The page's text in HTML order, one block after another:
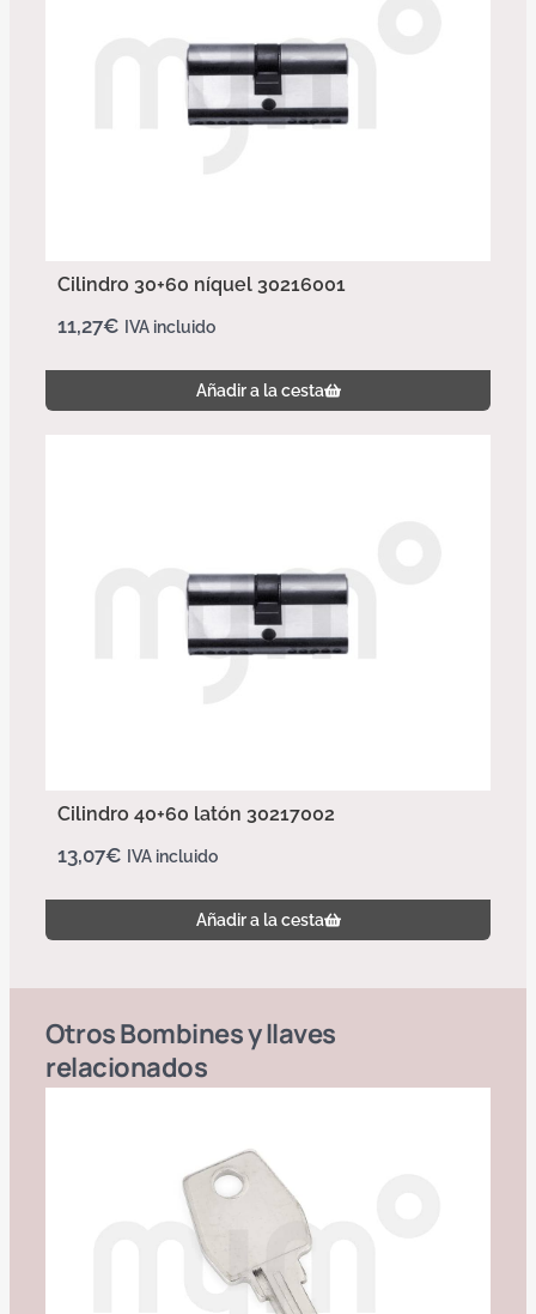
Cilindro 30+60 níquel 30216001
11,27€ IVA incluido
Añadir a la cesta
Cilindro 40+60 latón 30217002
13,07€ IVA incluido
Añadir a la cesta
OtrosBombines y llaves
relacionados